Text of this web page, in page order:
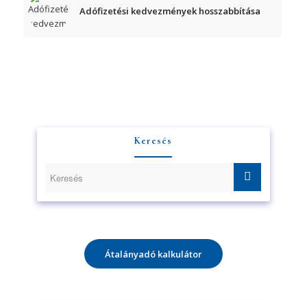
Adófizetési kedvezmények hosszabbítása
Keresés
Átalányadó kalkulátor